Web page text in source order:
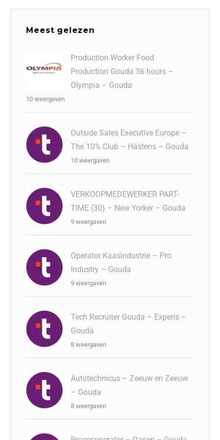
Meest gelezen
Production Worker Food
Production Gouda 36 hours –
Olympia – Gouda
10 weergaven
Outside Sales Executive Europe –
The 10% Club – Hästens – Gouda
10 weergaven
VERKOOPMEDEWERKER PART-
TIME (30) – New Yorker – Gouda
9 weergaven
Operator Kaasindustrie – Pro
Industry – Gouda
9 weergaven
Tech Recruiter Gouda – Experis –
Gouda
8 weergaven
Autotechnicus – Zeeuw en Zeeuw
– Gouda
8 weergaven